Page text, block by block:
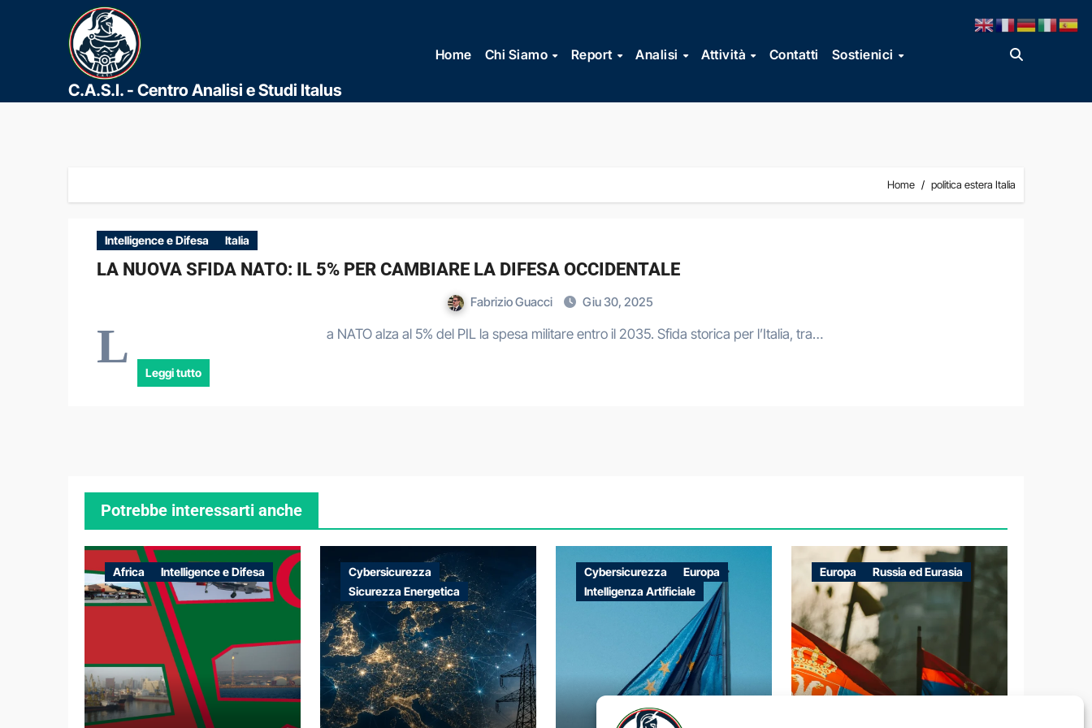
contenuto
C.A.S.I. - Centro Analisi e Studi Italus
Home Chi Siamo Report Analisi Attività Contatti Sostienici
Home politica estera Italia
Intelligence e Difesa Italia
LA NUOVA SFIDA NATO: IL 5% PER CAMBIARE LA DIFESA OCCIDENTALE
Fabrizio Guacci Giu 30, 2025
L a NATO alza al 5% del PIL la spesa militare entro il 2035. Sfida storica per l’Italia, tra…
Leggi tutto
Potrebbe interessarti anche
Africa Intelligence e Difesa
Cybersicurezza
Sicurezza Energetica
Cybersicurezza
Europa
Intelligenza Artificiale
Europa Russia ed Eurasia